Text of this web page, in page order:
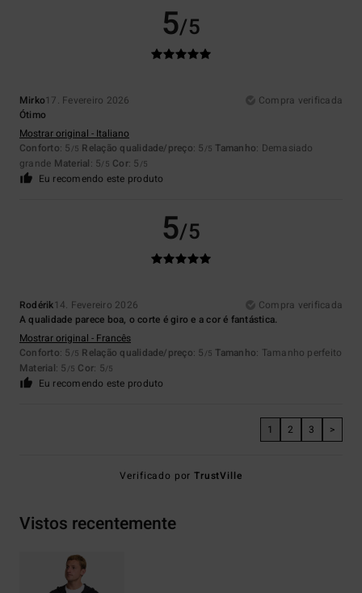
5/5
Mirko17. Fevereiro 2026
Compra verificada
Ótimo
Mostrar original - Italiano
Conforto: 5 /5 Relação qualidade/preço: 5 /5 Tamanho: Demasiado
grande Material: 5/5 Cor: 5 /5
Eu recomendo este produto
5/5
Rodérik14. Fevereiro 2026
Compra verificada
A qualidade parece boa, o corte é giro e a cor é fantástica.
Mostrar original - Francês
Conforto: 5 /5 Relação qualidade/preço: 5 /5 Tamanho: Tamanho perfeito
Material: 5 /5 Cor: 5/5
Eu recomendo este produto
1 2 3 >
Verificado porTrustVille
Vistos recentemente